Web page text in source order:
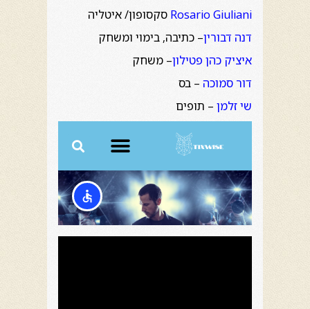
Rosario Giuliani סקסופון/ איטליה
דנה דבורין– כתיבה, בימוי ומשחק
איציק כהן פטילון– משחק
דור סמוכה – בס
שי זלמן – תופים